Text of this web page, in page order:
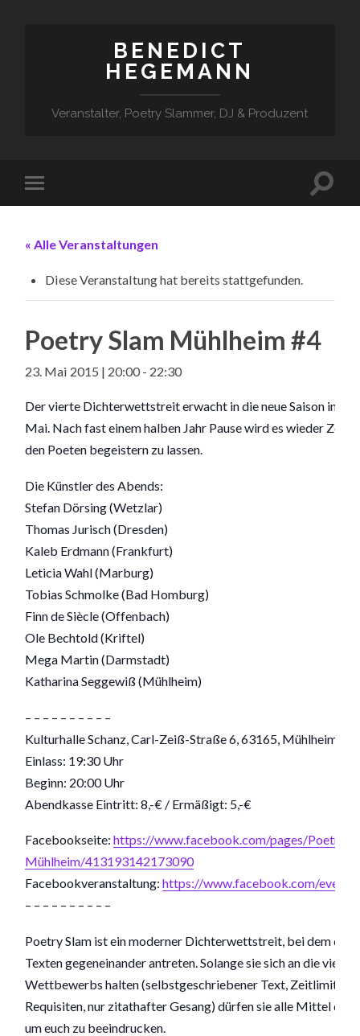
BENEDICT
HEGEMANN
Veranstalter, Poetry Slammer, DJ & Produzent
« Alle Veranstaltungen
Diese Veranstaltung hat bereits stattgefunden.
Poetry Slam Mühlheim #4
23. Mai 2015 | 20:00 - 22:30
Der vierte Dichterwettstreit erwacht in die neue Saison in
Mai. Nach fast einem halben Jahr Pause wird es wieder Zeit
den Poeten begeistern zu lassen.
Die Künstler des Abends:
Stefan Dörsing (Wetzlar)
Thomas Jurisch (Dresden)
Kaleb Erdmann (Frankfurt)
Leticia Wahl (Marburg)
Tobias Schmolke (Bad Homburg)
Finn de Siècle (Offenbach)
Ole Bechtold (Kriftel)
Mega Martin (Darmstadt)
Katharina Seggewiß (Mühlheim)
– – – – – – – – – –
Kulturhalle Schanz, Carl-Zeiß-Straße 6, 63165, Mühlheim
Einlass: 19:30 Uhr
Beginn: 20:00 Uhr
Abendkasse Eintritt: 8,-€ / Ermäßigt: 5,-€
Facebookseite:https://www.facebook.com/pages/Poetry-
Mühlheim/413193142173090
Facebookveranstaltung:https://www.facebook.com/
– – – – – – – – – –
Poetry Slam ist ein moderner Dichterwettstreit, bei dem die
Texten gegeneinander antreten. Solange sie sich an die vier
Wettbewerbs halten (selbstgeschriebener Text, Zeitlimit
Requisiten, nur zitathafter Gesang) dürfen sie alle Mittel der
um euch zu beeindrucken.